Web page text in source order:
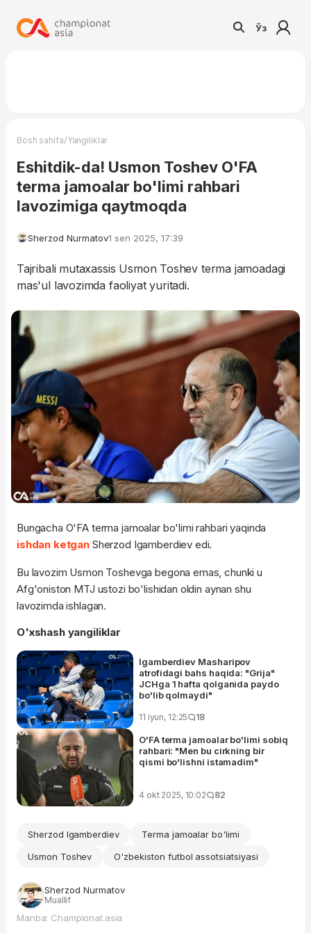
Ўз
Bosh sahifa/Yangiliklar
Eshitdik-da! Usmon Toshev O'FA
terma jamoalar bo'limi rahbari
lavozimiga qaytmoqda
Sherzod Nurmatov1 sen 2025, 17:39
Tajribali mutaxassis Usmon Toshev terma jamoadagi
mas'ul lavozimda faoliyat yuritadi.
Bungacha O'FA terma jamoalar bo'limi rahbari yaqinda
ishdan ketgan Sherzod Igamberdiev edi.
Bu lavozim Usmon Toshevga begona emas, chunki u
Afg'oniston MTJ ustozi bo'lishidan oldin aynan shu
lavozimda ishlagan.
O'xshash yangiliklar
Igamberdiev Masharipov
atrofidagi bahs haqida: "Grija"
JCHga 1 hafta qolganida paydo
bo'lib qolmaydi"
11 iyun, 12:25 18
O'FA terma jamoalar bo'limi sobiq
rahbari: "Men bu cirkning bir
qismi bo'lishni istamadim"
4 okt 2025, 10:02 82
Sherzod Igamberdiev
Terma jamoalar bo'limi
Usmon Toshev
O'zbekiston futbol assotsiatsiyasi
Sherzod Nurmatov
Muallif
Manba: Championat.asia